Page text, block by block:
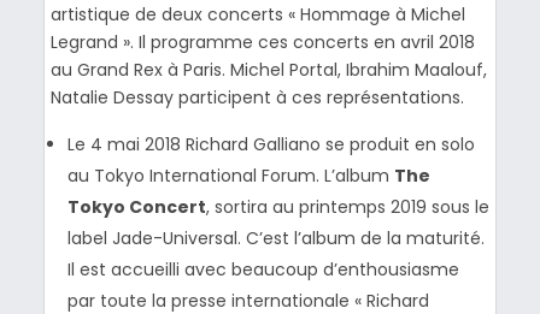
artistique de deux concerts « Hommage à Michel
Legrand ». Il programme ces concerts en avril 2018
au Grand Rex à Paris. Michel Portal, Ibrahim Maalouf,
Natalie Dessay participent à ces représentations.
Le 4 mai 2018 Richard Galliano se produit en solo
au Tokyo International Forum. L’album The
Tokyo Concert, sortira au printemps 2019 sous le
label Jade-Universal. C’est l’album de la maturité.
Il est accueilli avec beaucoup d’enthousiasme
par toute la presse internationale « Richard